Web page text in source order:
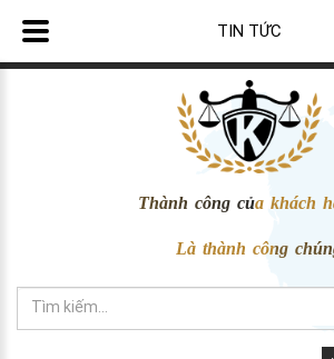
Thành công của khách
Là thành công
TIN TỨC